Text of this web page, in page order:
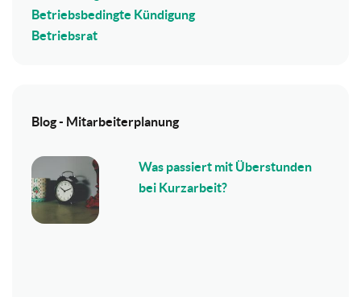
Betriebsbedingte Kündigung
Betriebsrat
Blog - Mitarbeiterplanung
Was passiert mit Überstunden
bei Kurzarbeit?